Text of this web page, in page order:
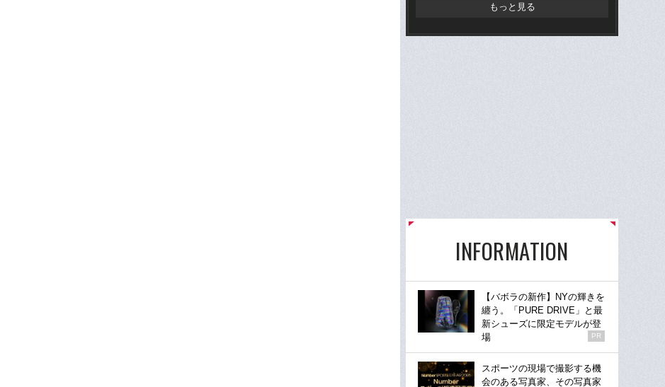
もっと見る
INFORMATION
【バボラの新作】NYの輝きを
纏う。「PURE DRIVE」と最
新シューズに限定モデルが登
場
PR
スポーツの現場で撮影する機
会のある写真家、その写真家